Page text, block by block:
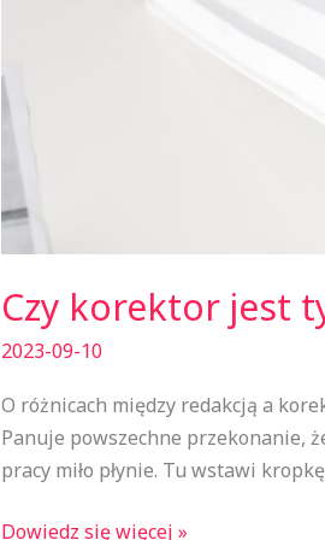
Czy korektor jest
2023-09-10
O różnicach między redakcją a
Panuje powszechne przekonanie,
pracy miło płynie. Tu wstawi
Dowiedz się więcej »